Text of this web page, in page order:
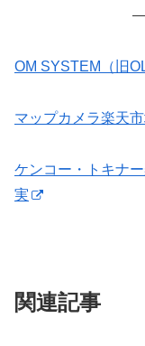
OM SYSTEM（旧
マップカメラ楽天
ケンコー・トキナ
実
関連記事